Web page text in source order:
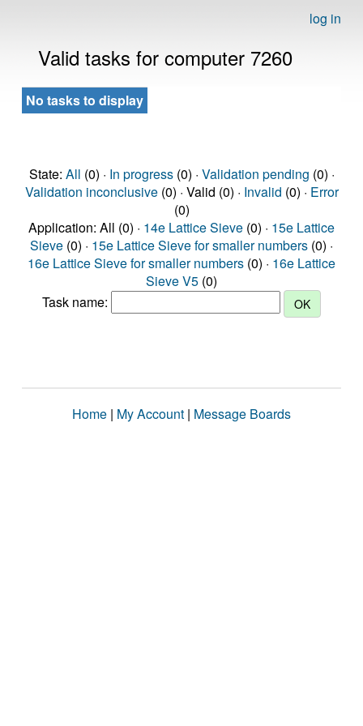
log in
Valid tasks for computer 7260
No tasks to display
State: All (0) · In progress(0) · Validation pending (0) ·
Validation inconclusive(0) · Valid (0) · Invalid (0) · Error
(0)
Application: All (0) · 14e Lattice Sieve (0) · 15e Lattice
Sieve (0) · 15e Lattice Sieve for smaller numbers (0) ·
16e Lattice Sieve for smaller numbers (0) · 16e Lattice
Sieve V5 (0)
Task name:
Home | My Account | Message Boards